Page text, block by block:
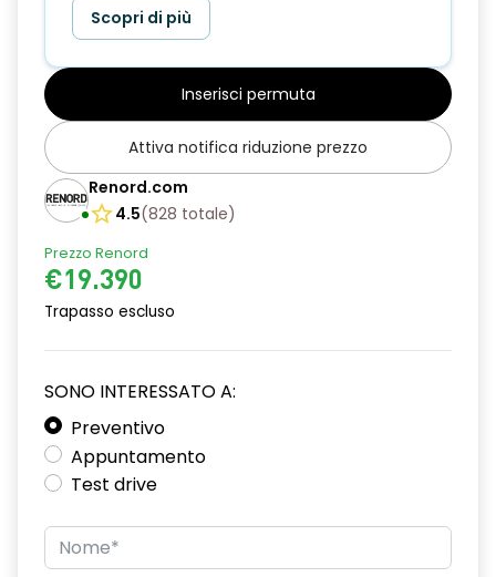
Scopri di più
Inserisci permuta
Attiva notifica riduzione prezzo
Renord.com
4.5(828 totale)
Prezzo Renord
€19.390
Trapasso escluso
SONO INTERESSATO A:
Preventivo
Appuntamento
Test drive